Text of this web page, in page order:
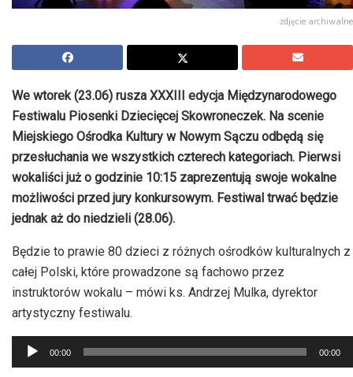
zdjęcie archiwalne
We wtorek (23.06) rusza XXXIII edycja Międzynarodowego
Festiwalu Piosenki Dziecięcej Skowroneczek. Na scenie
Miejskiego Ośrodka Kultury w Nowym Sączu odbędą się
przesłuchania we wszystkich czterech kategoriach. Pierwsi
wokaliści już o godzinie 10:15 zaprezentują swoje wokalne
możliwości przed jury konkursowym. Festiwal trwać będzie
jednak aż do niedzieli (28.06).
Będzie to prawie 80 dzieci z różnych ośrodków kulturalnych z
całej Polski, które prowadzone są fachowo przez
instruktorów wokalu – mówi ks. Andrzej Mulka, dyrektor
artystyczny festiwalu.
Odtwarzacz
plików
00:00 00:00